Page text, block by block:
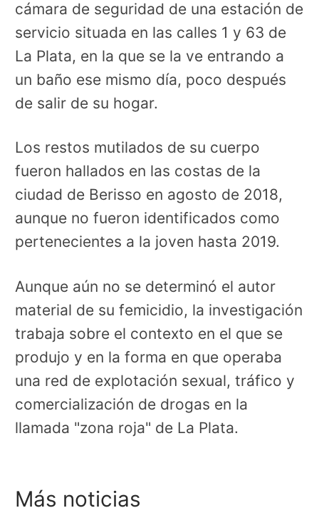
cámara de seguridad de una estación de
servicio situada en las calles 1 y 63 de
La Plata, en la que se la ve entrando a
un baño ese mismo día, poco después
de salir de su hogar.
Los restos mutilados de su cuerpo
fueron hallados en las costas de la
ciudad de Berisso en agosto de 2018,
aunque no fueron identificados como
pertenecientes a la joven hasta 2019.
Aunque aún no se determinó el autor
material de su femicidio, la investigación
trabaja sobre el contexto en el que se
produjo y en la forma en que operaba
una red de explotación sexual, tráfico y
comercialización de drogas en la
llamada "zona roja" de La Plata.
Más noticias